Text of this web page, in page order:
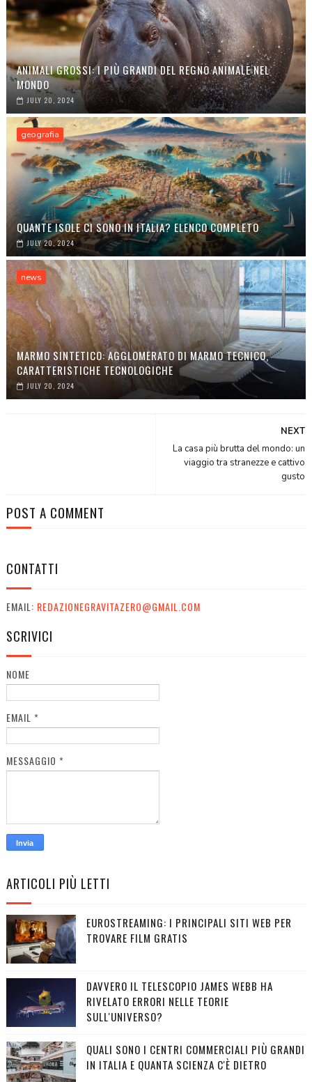
ANIMALI GROSSI: I PIÙ GRANDI DEL REGNO ANIMALE NEL
MONDO
JULY 20, 2024
geografia
QUANTE ISOLE CI SONO IN ITALIA? ELENCO COMPLETO
JULY 20, 2024
news
MARMO SINTETICO: AGGLOMERATO DI MARMO TECNICO,
CARATTERISTICHE TECNOLOGICHE
JULY 20, 2024
NEXT
La casa più brutta del mondo: un
viaggio tra stranezze e cattivo
gusto
POST A COMMENT
CONTATTI
EMAIL: REDAZIONEGRAVITAZERO@GMAIL.COM
SCRIVICI
NOME
EMAIL *
MESSAGGIO *
ARTICOLI PIÙ LETTI
EUROSTREAMING: I PRINCIPALI SITI WEB PER
TROVARE FILM GRATIS
DAVVERO IL TELESCOPIO JAMES WEBB HA
RIVELATO ERRORI NELLE TEORIE
SULL'UNIVERSO?
QUALI SONO I CENTRI COMMERCIALI PIÙ GRANDI
IN ITALIA E QUANTA SCIENZA C'È DIETRO